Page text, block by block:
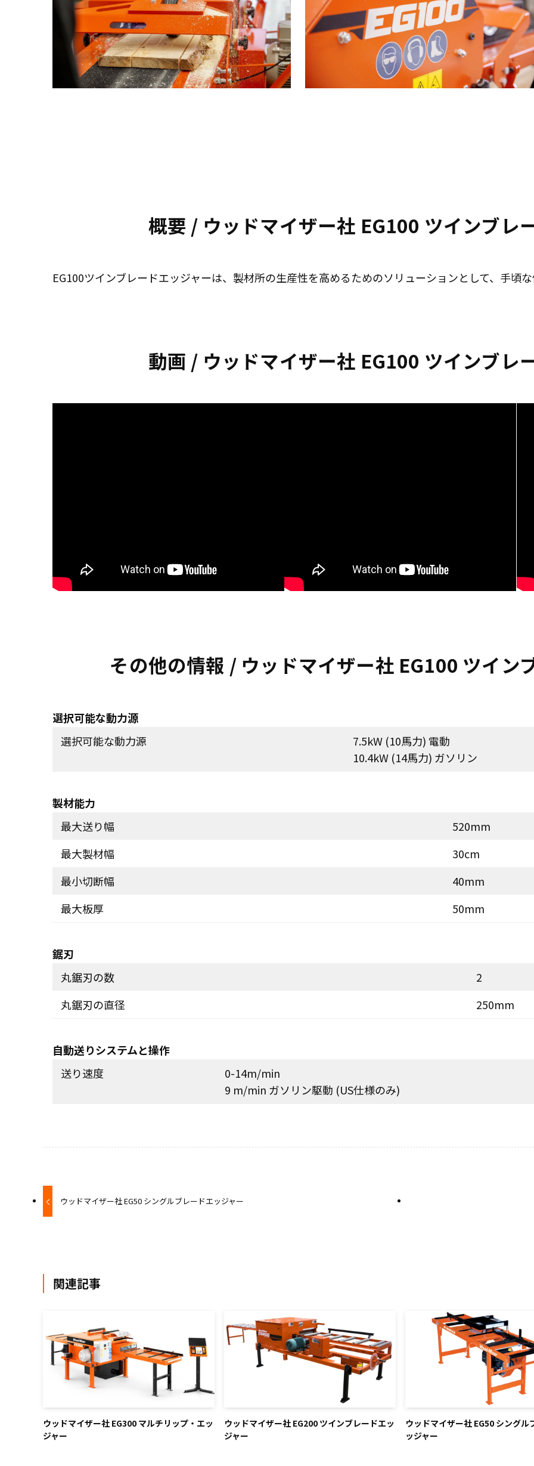
概要 / ウッドマイザー社 EG100 ツインブレ
EG100ツインブレードエッジャーは、製材所の生産性を高めるためのソリューションとして、手頃な
動画 / ウッドマイザー社 EG100 ツインブレ
その他の情報 / ウッドマイザー社 EG100 ツイン
選択可能な動力源
選択可能な動力源
7.5kW (10馬力) 電動
10.4kW (14馬力) ガソリン
製材能力
最大送り幅
520mm
最大製材幅
30cm
最小切断幅
40mm
最大板厚
50mm
鋸刃
丸鋸刃の数
2
丸鋸刃の直径
250mm
自動送りシステムと操作
送り速度
0-14m/min
9 m/min ガソリン駆動 (US仕様のみ)
ウッドマイザー社 EG50 シングルブレードエッジャー
関連記事
ウッドマイザー社 EG300 マルチリップ・エッ
ジャー
ウッドマイザー社 EG200 ツインブレードエッ
ジャー
ウッドマイザー社 EG50 シングル
ッジャー